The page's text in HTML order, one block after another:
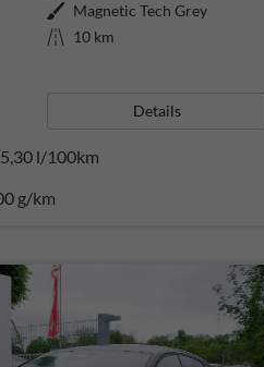
Außenfarbe Magnetic Tech Grey
Kilometerstand 10 km
Details
5,30 l/100km
g/km